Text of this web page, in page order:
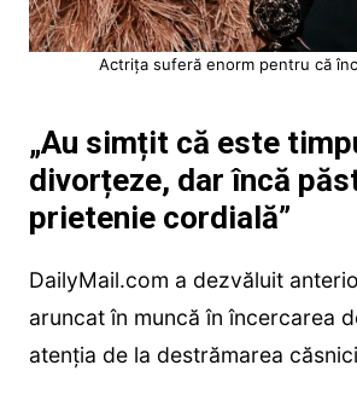
Actrița suferă enorm pentru că
„Au simțit că este
divorțeze, dar încă
prietenie cordială”
DailyMail.com a dezvăluit
aruncat în muncă în încercarea
atenția de la destrămarea